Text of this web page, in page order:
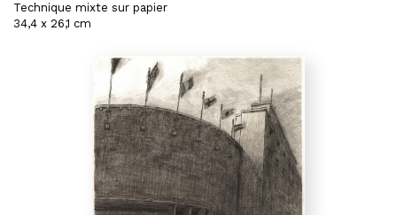
Technique mixte sur papier
34,4 x 26,1 cm